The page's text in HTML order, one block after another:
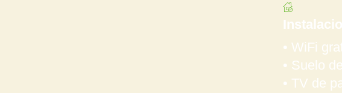
• WiFi
• Suelo
• TV de